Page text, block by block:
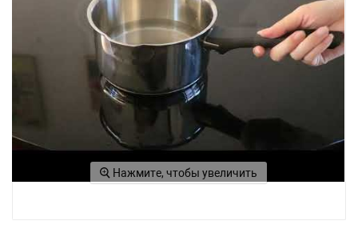
Нажмите, чтобы увеличить